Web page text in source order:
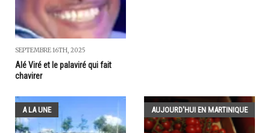
SEPTEMBRE 16TH, 2025
Alé Viré et le palaviré qui fait
chavirer
A LA UNE AUJOURD'HUI EN MARTINIQUE